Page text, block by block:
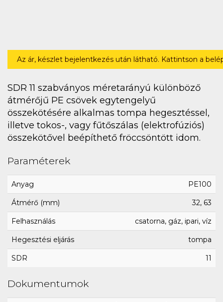
Az ár, készlet bejelentkezés után látható. Kattintson a
SDR 11 szabványos méretarányú különböző
átmérőjű PE csövek egytengelyű
összekötésére alkalmas tompa hegesztéssel,
illetve tokos-, vagy fűtőszálas (elektrofúziós)
összekötővel beépíthető fröccsöntött idom.
Paraméterek
Anyag PE100
Átmérő (mm) 32, 63
Felhasználás csatorna, gáz, ipari, víz
Hegesztési eljárás tompa
SDR 11
Dokumentumok